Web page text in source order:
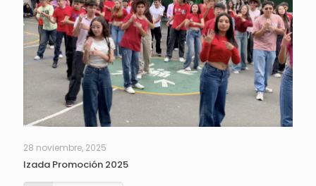
28 noviembre, 2025
Izada Promoción 2025